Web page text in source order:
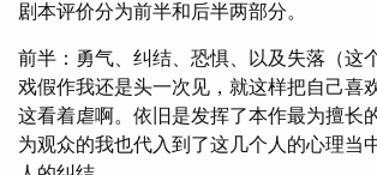
剧本评价分为前半和后半两部分。
前半：勇气、纠结、恐惧、以及失落（这
戏假作我还是头一次见，就这样把自己喜
这看着虐啊。依旧是发挥了本作最为擅长
为观众的我也代入到了这几个人的心理当